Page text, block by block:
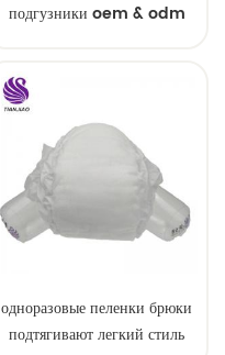
подгузники oem & odm
одноразовые пеленки брюки
подтягивают легкий стиль